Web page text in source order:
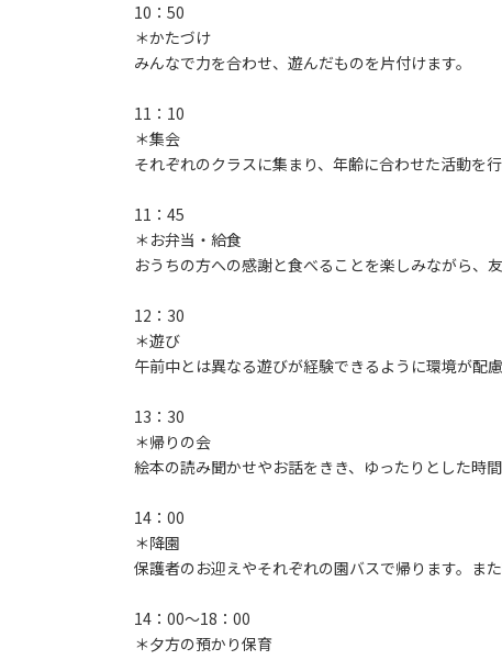
10：50
＊かたづけ
みんなで力を合わせ、遊んだものを片付けます。
11：10
＊集会
それぞれのクラスに集まり、年齢に合わせた活動を
11：45
＊お弁当・給食
おうちの方への感謝と食べることを楽しみながら、
12：30
＊遊び
午前中とは異なる遊びが経験できるように環境が配慮
13：30
＊帰りの会
絵本の読み聞かせやお話をきき、ゆったりとした時間
14：00
＊降園
保護者のお迎えやそれぞれの園バスで帰ります。また
14：00～18：00
＊夕方の預かり保育